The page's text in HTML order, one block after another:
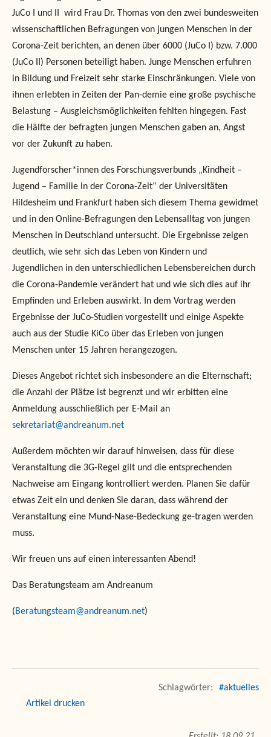
JuCo I und II wird Frau Dr. Thomas von den zwei bundesweiten
wissenschaftlichen Befragungen von jungen Menschen in der
Corona-Zeit berichten, an denen über 6000 (JuCo I) bzw. 7.000
(JuCo II) Personen beteiligt haben. Junge Menschen erfuhren
in Bildung und Freizeit sehr starke Einschränkungen. Viele von
ihnen erlebten in Zeiten der Pan-demie eine große psychische
Belastung – Ausgleichsmöglichkeiten fehlten hingegen. Fast
die Hälfte der befragten jungen Menschen gaben an, Angst
vor der Zukunft zu haben.
Jugendforscher*innen des Forschungsverbunds „Kindheit –
Jugend – Familie in der Corona-Zeit“ der Universitäten
Hildesheim und Frankfurt haben sich diesem Thema gewidmet
und in den Online-Befragungen den Lebensalltag von jungen
Menschen in Deutschland untersucht. Die Ergebnisse zeigen
deutlich, wie sehr sich das Leben von Kindern und
Jugendlichen in den unterschiedlichen Lebensbereichen durch
die Corona-Pandemie verändert hat und wie sich dies auf ihr
Empfinden und Erleben auswirkt. In dem Vortrag werden
Ergebnisse der JuCo-Studien vorgestellt und einige Aspekte
auch aus der Studie KiCo über das Erleben von jungen
Menschen unter 15 Jahren herangezogen.
Dieses Angebot richtet sich insbesondere an die Elternschaft;
die Anzahl der Plätze ist begrenzt und wir erbitten eine
Anmeldung ausschließlich per E-Mail an
sekretariat@andreanum.net
Außerdem möchten wir darauf hinweisen, dass für diese
Veranstaltung die 3G-Regel gilt und die entsprechenden
Nachweise am Eingang kontrolliert werden. Planen Sie dafür
etwas Zeit ein und denken Sie daran, dass während der
Veranstaltung eine Mund-Nase-Bedeckung ge-tragen werden
muss.
Wir freuen uns auf einen interessanten Abend!
Das Beratungsteam am Andreanum
(Beratungsteam@andreanum.net)
drucken
#aktuelles